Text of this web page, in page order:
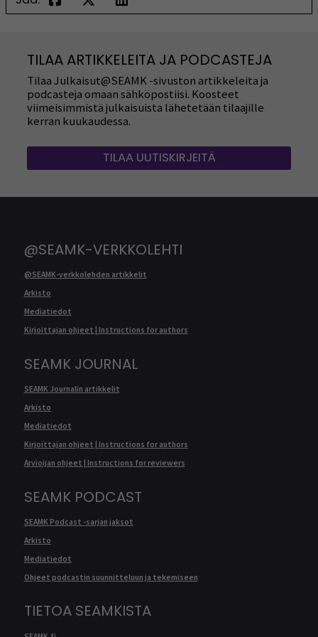
TILAA ARTIKKELEITA JA PODCASTEJA
Tilaa Julkaisut@SEAMK -sivuston artikkeleita ja
podcasteja omaan sähköpostiisi. Koosteet
viimeisimmistä julkaisuista lähetetään tilaajille
kerran kuukaudessa.
TILAA UUTISKIRJEITÄ
@SEAMK-VERKKOLEHTI
@SEAMK-verkkolehden artikkelit
Arkisto
Mediatiedot
Kirjoittajan ohjeet | Instructions for authors
SEAMK JOURNAL
SEAMK Journalin artikkelit
Arkisto
Mediatiedot
Kirjoittajan ohjeet | Instructions for authors
Arvioijan ohjeet | Instructions for reviewers
SEAMK PODCAST
SEAMK Podcast -sarjan jaksot
Arkisto
Mediatiedot
Ohjeet podcastin suunnitteluun ja tekemiseen
TIETOA SEAMKISTA